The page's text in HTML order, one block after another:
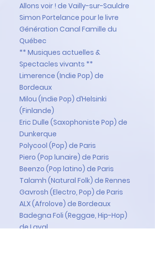
Allons voir ! de Vailly-sur-Sauldre
Simon Portelance pour le livre
Génération Canal Famille du
Québec
** Musiques actuelles &
Spectacles vivants **
Limerence (Indie Pop) de
Bordeaux
Milou (Indie Pop) d’Helsinki
(Finlande)
Eric Dulle (Saxophoniste Pop) de
Dunkerque
Polycool (Pop) de Paris
Piero (Pop lunaire) de Paris
Beenzo (Pop latino) de Paris
Talamh (Natural Folk) de Rennes
Gavrosh (Electro, Pop) de Paris
ALX(Afrolove) de Bordeaux
Badegna Foli (Reggae, Hip-Hop)
de Laval